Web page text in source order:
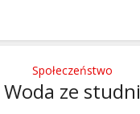
Społeczeństwo
Woda ze studni